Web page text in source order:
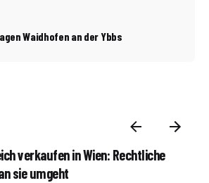
Waidhofen an der Ybbs
verkaufen in Wien: Rechtliche
sie umgeht